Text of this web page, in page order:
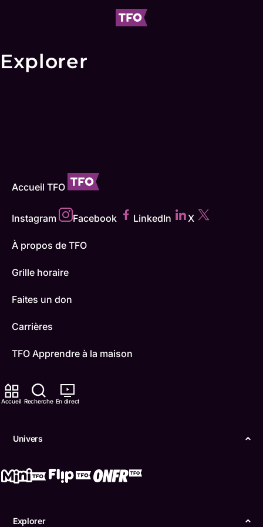
Accueil Recherche En direct
Univers
Explorer
Explorer
Accueil TFO
Instagram Facebook LinkedIn X
À propos de TFO
Grille horaire
Faites un don
Carrières
TFO Apprendre à la maison
Comment nous capter
ONFR
Conditions d'utilisation